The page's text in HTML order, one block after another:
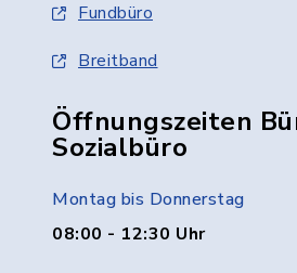
Fundbüro
Breitband
Öffnungszeiten
Sozialbüro
Montag bis Donnerstag
08:00 - 12:30 Uhr